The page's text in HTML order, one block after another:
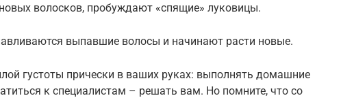
волосков, пробуждают «спящие» луковицы.
выпавшие волосы и начинают расти новые.
густоты прически в ваших руках: выполнять домашние
к специалистам – решать вам. Но помните, что со